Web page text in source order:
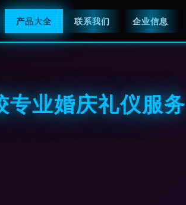
产品大全 联系我们 企业信息
业婚庆礼仪服务